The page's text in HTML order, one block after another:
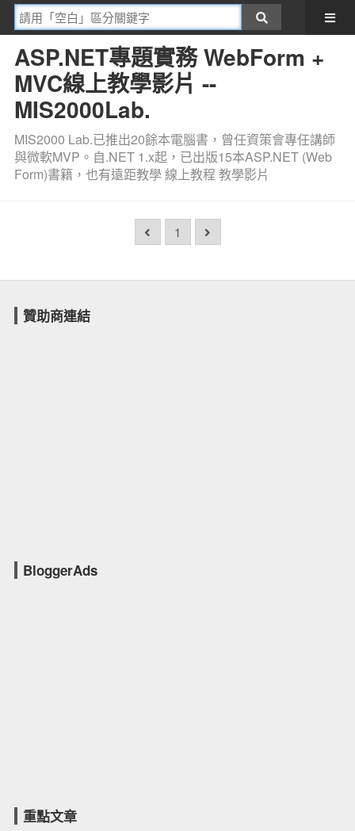
ASP.NET專題實務 WebForm +
MVC線上教學影片 --
MIS2000Lab.
MIS2000 Lab.已推出20餘本電腦書，曾任資策會專任講師
與微軟MVP。自.NET 1.x起，已出版15本ASP.NET (Web
Form)書籍，也有遠距教學 線上教程 教學影片
1
贊助商連結
BloggerAds
重點文章